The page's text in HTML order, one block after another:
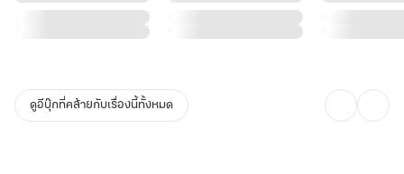
ดูอีบุ๊กที่คล้ายกับเรื่องนี้ทั้งหมด